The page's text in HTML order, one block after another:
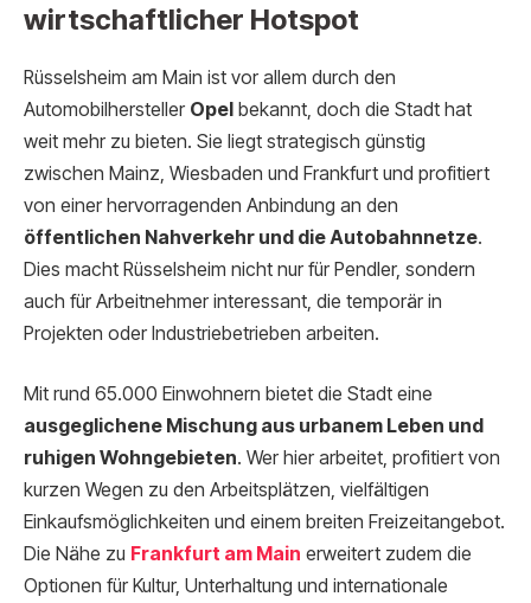
wirtschaftlicher Hotspot
Rüsselsheim am Main ist vor allem durch den
Automobilhersteller Opel bekannt, doch die Stadt hat
weit mehr zu bieten. Sie liegt strategisch günstig
zwischen Mainz, Wiesbaden und Frankfurt und profitiert
von einer hervorragenden Anbindung an den
öffentlichen Nahverkehr und die Autobahnnetze.
Dies macht Rüsselsheim nicht nur für Pendler, sondern
auch für Arbeitnehmer interessant, die temporär in
Projekten oder Industriebetrieben arbeiten.
Mit rund 65.000 Einwohnern bietet die Stadt eine
ausgeglichene Mischung aus urbanem Leben und
ruhigen Wohngebieten. Wer hier arbeitet, profitiert von
kurzen Wegen zu den Arbeitsplätzen, vielfältigen
Einkaufsmöglichkeiten und einem breiten Freizeitangebot.
Die Nähe zu Frankfurt am Main erweitert zudem die
Optionen für Kultur, Unterhaltung und internationale